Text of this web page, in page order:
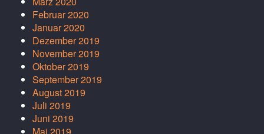
Februar 2020
Januar 2020
Dezember 2019
November 2019
Oktober 2019
September 2019
August 2019
Juli 2019
Juni 2019